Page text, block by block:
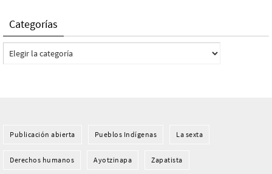
Categorías
Categorías
Publicación abierta Pueblos Indí­genas La sexta
Derechos humanos Ayotzinapa Zapatista